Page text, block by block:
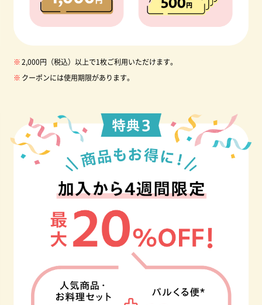
2,000円（税込）以上で1枚ご利用いただけます。
クーポンには使用期限があります。